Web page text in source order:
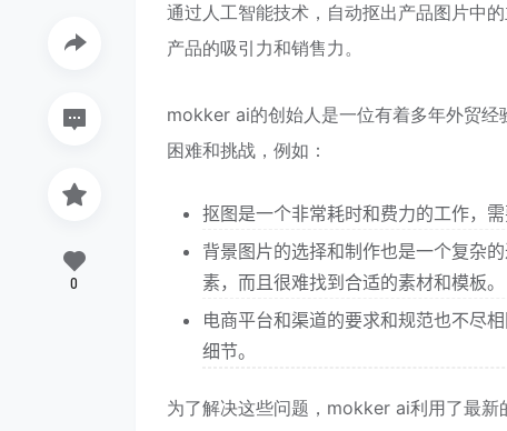
通过人工智能技术，自动抠出产品图片中
产品的吸引力和销售力。
mokker ai的创始人是一位有着多年外贸
困难和挑战，例如：
抠图是一个非常耗时和费力的工作，
背景图片的选择和制作也是一个复杂
素，而且很难找到合适的素材和模板。
电商平台和渠道的要求和规范也不尽
细节。
为了解决这些问题，mokker ai利用了最
0